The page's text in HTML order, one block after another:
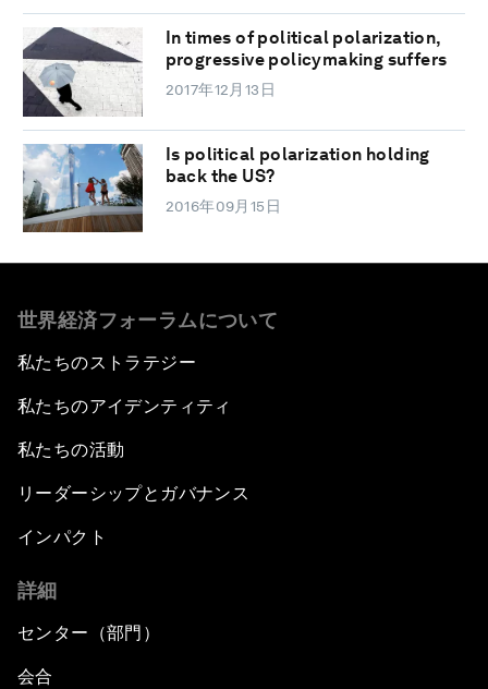
In times of political polarization,
progressive policymaking suffers
2017年12月13日
Is political polarization holding
back the US?
2016年09月15日
世界経済フォーラムについて
私たちのストラテジー
私たちのアイデンティティ
私たちの活動
リーダーシップとガバナンス
インパクト
詳細
センター（部門）
会合